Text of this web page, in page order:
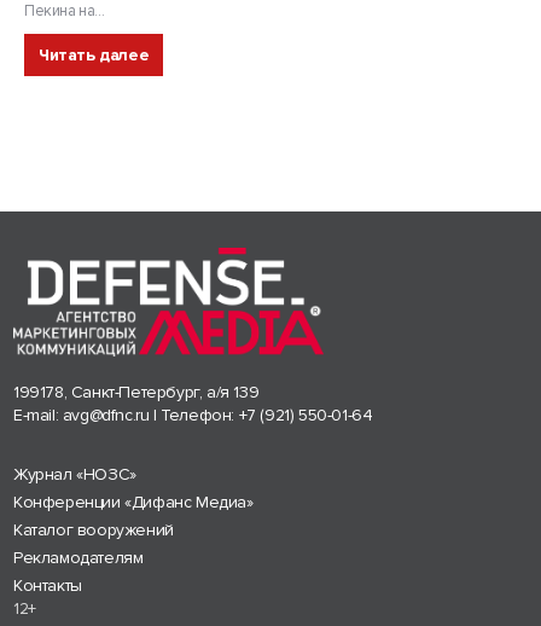
Пекина на...
Читать далее
199178, Санкт-Петербург, а/я 139
E-mail: avg@dfnc.ru | Телефон: +7 (921) 550-01-64
Журнал «НОЗС»
Конференции «Дифанс Медиа»
Каталог вооружений
Рекламодателям
Контакты
12+